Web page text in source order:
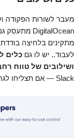
מעבר לשורות הפקודה
מתקינים בלחיצה
לעבוד.. יש לו גם כלים
ושילובים של טווח
Slack — אם תצליחו לגרום לשילוב לעבוד.